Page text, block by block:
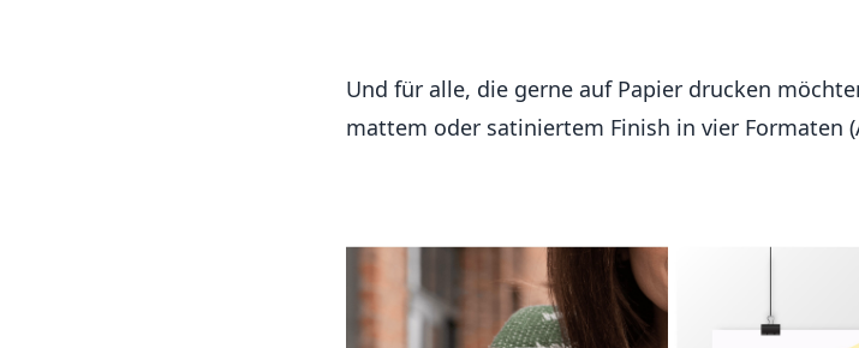
Und für alle, die gerne auf Papier drucken
mattem oder satiniertem Finish in vier Formaten